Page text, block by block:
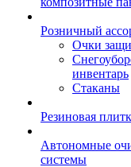
Розничный
Очки
инвентарь
Стаканы
Резиновая
Автономные
системы